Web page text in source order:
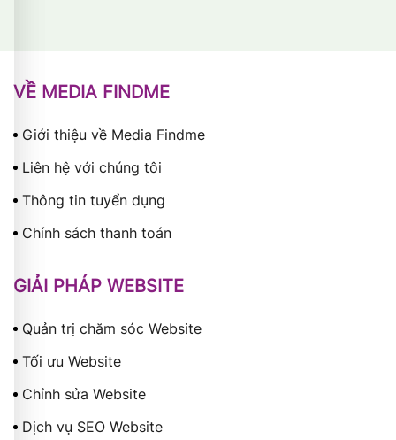
VỀ MEDIA FINDME
Giới thiệu về Media Findme
Liên hệ với chúng tôi
Thông tin tuyển dụng
Chính sách thanh toán
GIẢI PHÁP WEBSITE
Quản trị chăm sóc Website
Tối ưu Website
Chỉnh sửa Website
Dịch vụ SEO Website